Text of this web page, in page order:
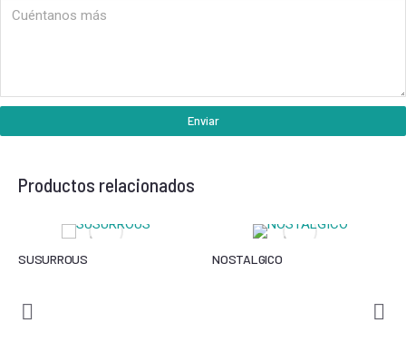
Enviar
Productos relacionados
SUSURROUS NOSTALGICO